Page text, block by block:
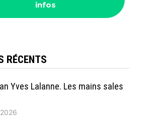
RÉCENTS
Yves Lalanne. Les mains sales